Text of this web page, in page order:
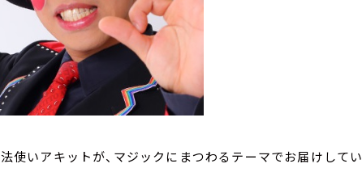
使いアキットが、マジックにまつわるテーマでお届けしてい